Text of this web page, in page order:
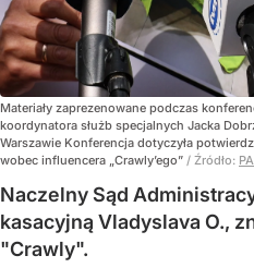
Materiały zaprezenowane podczas
koordynatora służb specjalnych Jacka
Warszawie Konferencja dotyczyła
wobec influencera „Crawly’ego” / Źródło:
Naczelny Sąd
kasacyjną Vladyslava O.,
"Crawly".